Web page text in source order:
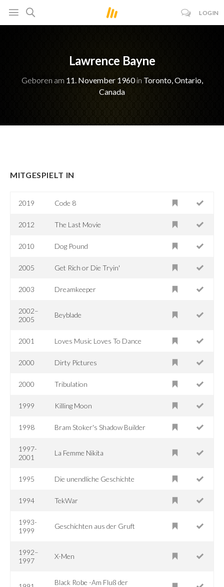
LOGIN
Lawrence Bayne
Geboren am 11. November 1960in Toronto, Ontario,
Canada
MITGESPIELT IN
2019 Code 8
2012 The Last Movie
2010 Dog Pound
2005 Get Rich or Die Tryin'
2003 Dreamkeeper
2002–
2005
Beyblade
2001 Loves Music Loves To Dance
2000 Dirty Pictures
2000 Tribulation
1999 Killing Moon
1998 Bram Stoker's Shadow Builder
1997-
2001
La Femme Nikita
1995 Die unendliche Geschichte
1994 TekWar
1993-
1999
Geschichten aus der Gruft
1992–
1997
X-Men
Black Robe -Am Fluß der